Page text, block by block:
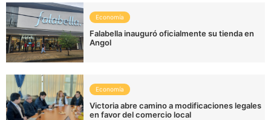
Economía
Falabella inauguró oficialmente su tienda en
Angol
Economía
Victoria abre camino a modificaciones legales
en favor del comercio local